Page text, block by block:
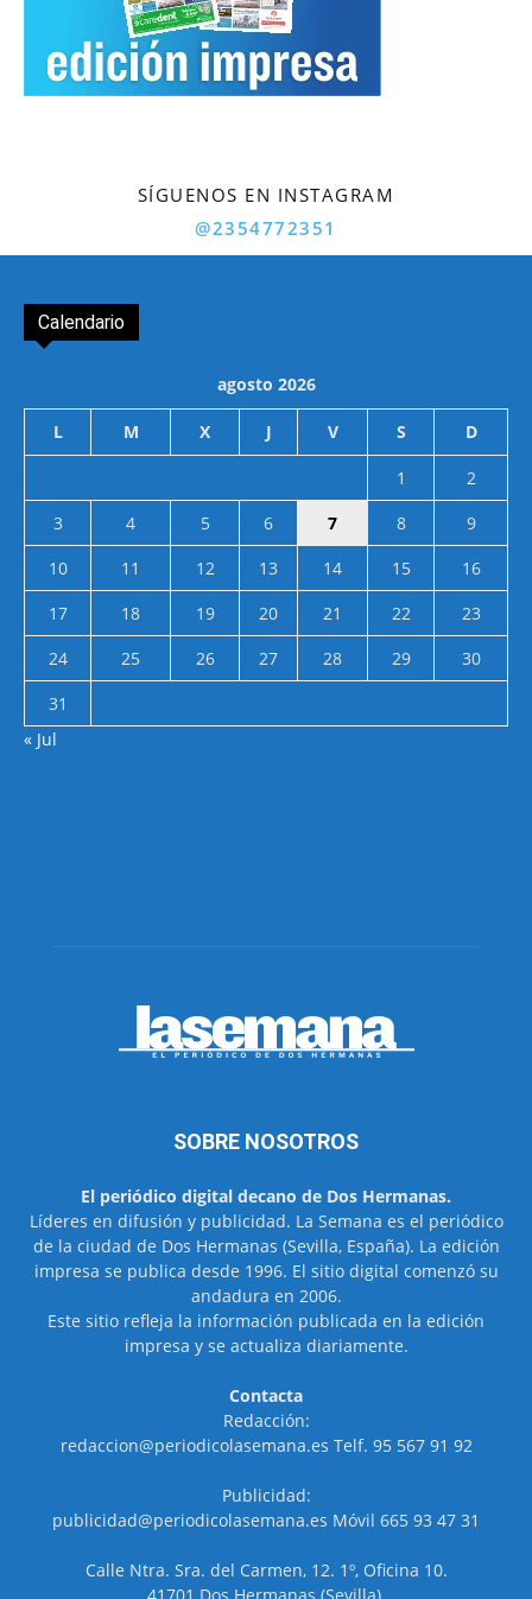
SÍGUENOS EN INSTAGRAM
@2354772351
Calendario
agosto 2026
L M X J V S D
1
2
3
4 5 6 7 8
9
10
11 12 13 14 15
16
17
18 19 20 21 22
23
24
25 26 27 28 29
30
31
« Jul
SOBRE NOSOTROS
El periódico digital decano de Dos Hermanas.
Líderes en difusión y publicidad. La Semana es el periódico
de la ciudad de Dos Hermanas (Sevilla, España). La edición
impresa se publica desde 1996. El sitio digital comenzó su
andadura en 2006.
Este sitio refleja la información publicada en la edición
impresa y se actualiza diariamente.
Contacta
Redacción:
redaccion@periodicolasemana.es Telf. 95 567 91 92
Publicidad:
publicidad@periodicolasemana.es Móvil 665 93 47 31
Calle Ntra. Sra. del Carmen, 12. 1º, Oficina 10.